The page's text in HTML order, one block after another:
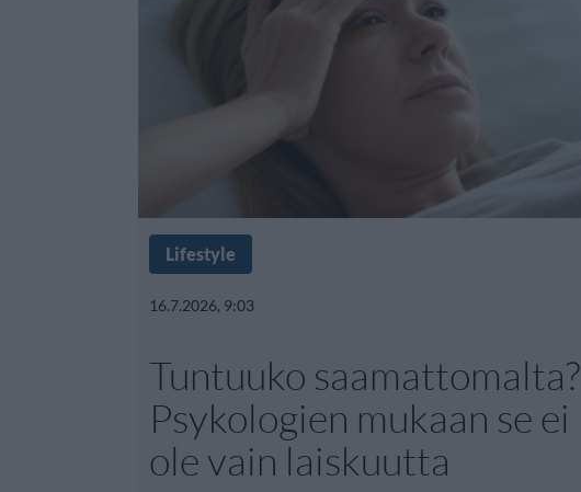
Lifestyle
16.7.2026, 9:03
Tuntuuko saamattomalta?
Psykologien mukaan se ei
ole vain laiskuutta